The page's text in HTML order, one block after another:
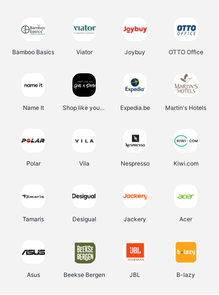
Bamboo Basics Viator Joybuy OTTO Office
Name It Shop like you Give A Damn Expedia.be Martin's Hotels
Polar Vila Nespresso Kiwi.com
Tamaris Desigual Jackery Acer
Asus Beekse Bergen JBL B-lazy